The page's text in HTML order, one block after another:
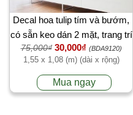
Decal hoa tulip tím và bướm,
có sẵn keo dán 2 mặt, trang trí
phòng khách tại TPHCM
75,000₫ 30,000₫ (BDA9120)
1,55 x 1,08 (m) (dài x rộng)
Mua ngay